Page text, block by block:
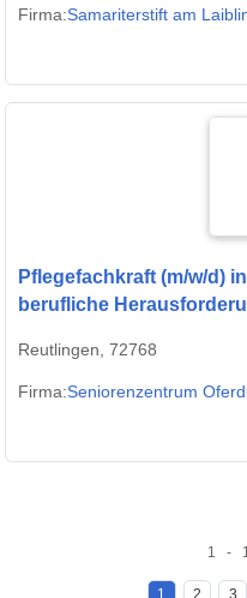
Firma:Samariterstift am
Pflegefachkraft (m/w/d)
berufliche
Reutlingen, 72768
Firma:Seniorenzentrum
1 -
1 2 3